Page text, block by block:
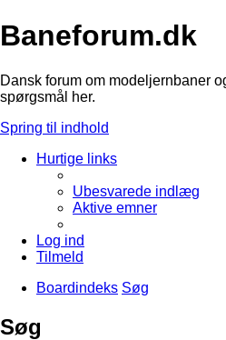
Baneforum.dk
Dansk forum om modeljernbaner
spørgsmål her.
Spring til indhold
Hurtige links
Ubesvarede indlæg
Aktive emner
Log ind
Tilmeld
Boardindeks Søg
Søg